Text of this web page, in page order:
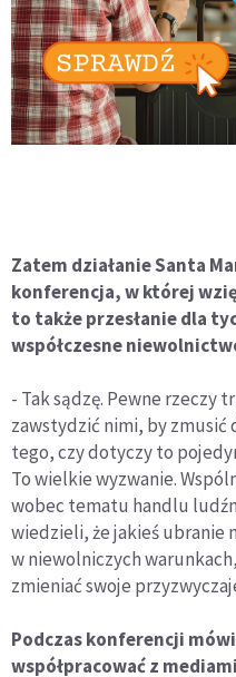
Zatem działanie Santa
konferencja, w której
to także przesłanie dla
współczesne
- Tak sądzę. Pewne rzeczy
zawstydzić nimi, by zmusić
tego, czy dotyczy to
To wielkie wyzwanie.
wobec tematu handlu
wiedzieli, że jakieś ubranie
w niewolniczych
zmieniać swoje
Podczas konferencji
współpracować z